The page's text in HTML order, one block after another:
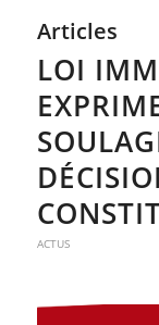
Articles
LOI
ACTUS